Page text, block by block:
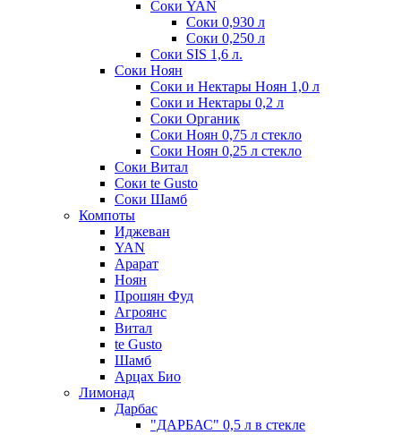
Соки YAN
Соки 0,930 л
Соки 0,250 л
Соки SIS 1,6 л.
Соки Ноян
Соки и Нектары Ноян 1,0 л
Соки и Нектары 0,2 л
Соки Органик
Соки Ноян 0,75 л стекло
Соки Ноян 0,25 л стекло
Соки Витал
Соки te Gusto
Соки Шамб
Компоты
Иджеван
YAN
Арарат
Ноян
Прошян Фуд
Агроянс
Витал
te Gusto
Шамб
Арцах Био
Лимонад
Дарбас
"ДАРБАС" 0,5 л в стекле